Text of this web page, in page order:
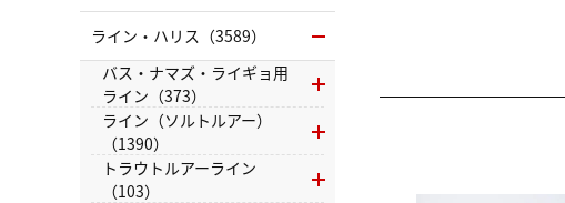
ライン・ハリス（3589）
バス・ナマズ・ライギョ用
ライン（373）
ライン（ソルトルアー）
（1390）
トラウトルアーライン
（103）